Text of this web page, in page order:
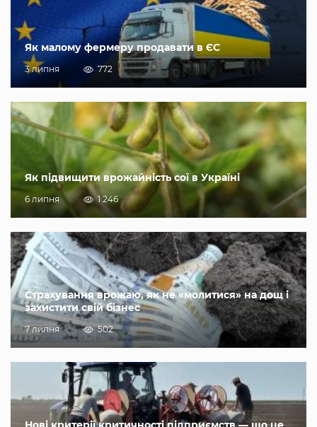
Як малому фермеру продавати в ЄС
3 липня 772
Як підвищити врожайність сої в Україні
6 липня 1 246
Страхування врожаю, як не «молитися» на дощ і
захистити свій бізнес
7 липня 502